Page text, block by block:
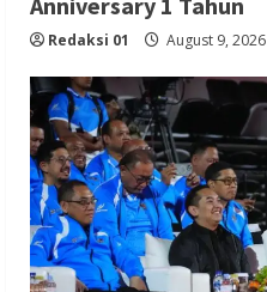
Redaksi 01 August 9, 2026